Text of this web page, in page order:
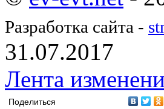
Разработка сайта -
31.07.2017
Лента
Поделиться